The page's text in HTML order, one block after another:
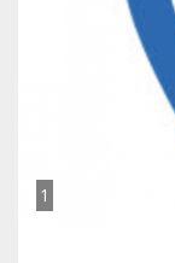
1